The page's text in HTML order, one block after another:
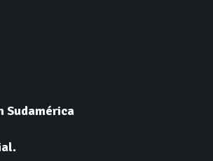
Sudamérica